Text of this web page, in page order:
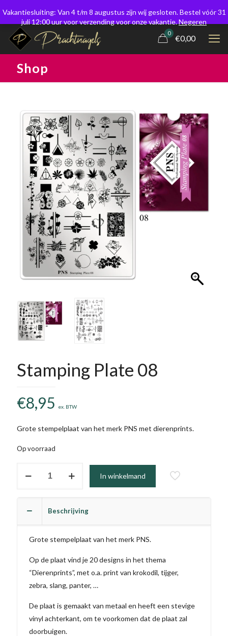
0
€0,00
Shop
Stamping Plate 08
€8,95 ex. BTW
Grote stempelplaat van het merk PNS met dierenprints.
Op voorraad
In winkelmand
Beschrijving
Grote stempelplaat van het merk PNS.
Op de plaat vind je 20 designs in het thema
“Dierenprints”, met o.a. print van krokodil, tijger,
zebra, slang, panter, …
De plaat is gemaakt van metaal en heeft een stevige
vinyl achterkant, om te voorkomen dat de plaat zal
doorbuigen.
Vakantiesluiting: Van 4 t/m 8 augustus zijn wij gesloten. Bestel vóór 31
juli 12:00 uur voor verzending voor onze vakantie.Negeren